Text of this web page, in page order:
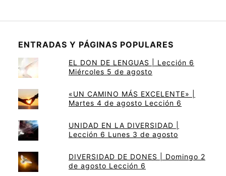
ENTRADAS Y PÁGINAS POPULARES
EL DON DE LENGUAS | Lección 6
Miércoles 5 de agosto
«UN CAMINO MÁS EXCELENTE» |
Martes 4 de agosto Lección 6
UNIDAD EN LA DIVERSIDAD |
Lección 6 Lunes 3 de agosto
DIVERSIDAD DE DONES | Domingo 2
de agosto Lección 6